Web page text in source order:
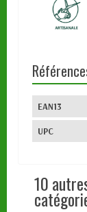
EAN13
UPC
10